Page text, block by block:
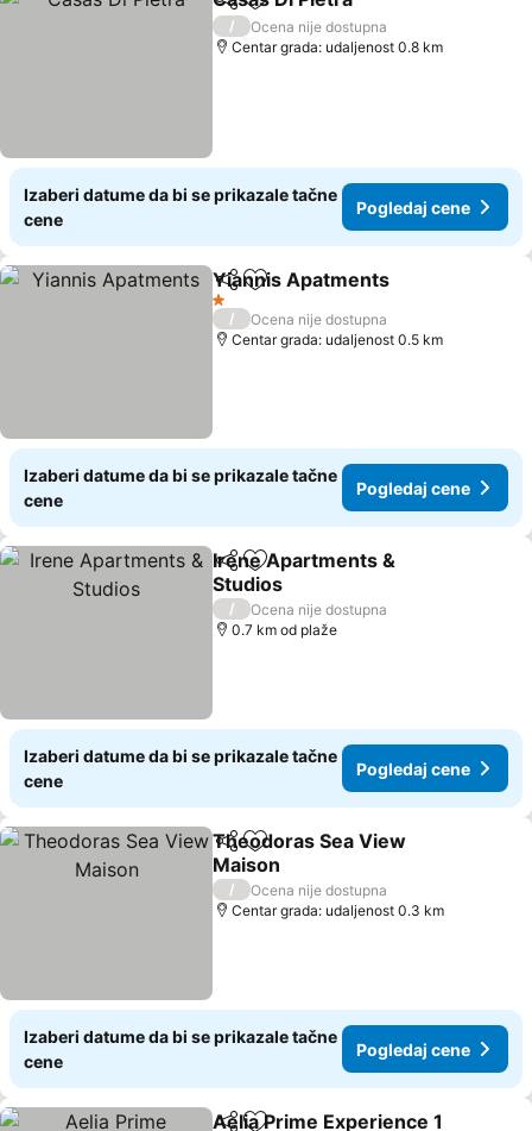
Deli Dodati u favorite
/
Ocena nije dostupna
Centar grada: udaljenost 0.8 km
Izaberi datume da bi se prikazale tačne
cene
Pogledaj cene
Deli Dodati u favorite
Yiannis Apatments
1 Zvezdice
/
Ocena nije dostupna
Centar grada: udaljenost 0.5 km
Izaberi datume da bi se prikazale tačne
cene
Pogledaj cene
Deli Dodati u favorite
Irene Apartments &
Studios
/
Ocena nije dostupna
0.7 km od plaže
Izaberi datume da bi se prikazale tačne
cene
Pogledaj cene
Deli Dodati u favorite
Theodoras Sea View
Maison
/
Ocena nije dostupna
Centar grada: udaljenost 0.3 km
Izaberi datume da bi se prikazale tačne
cene
Pogledaj cene
Aelia Prime Experience 1